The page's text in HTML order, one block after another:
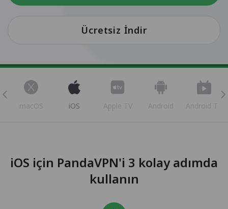
Ücretsiz İndir
macOS iOS Apple TV Android Android TV
iOS için PandaVPN'i 3 kolay adımda
kullanın